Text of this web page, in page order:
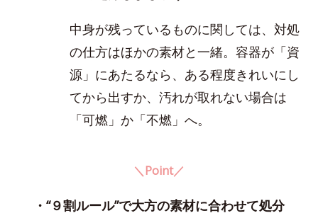
中身が残っているものに関しては、対処
の仕方はほかの素材と一緒。容器が「資
源」にあたるなら、ある程度きれいにし
てから出すか、汚れが取れない場合は
「可燃」か「不燃」へ。
＼Point／
・“９割ルール”で大方の素材に合わせて処分